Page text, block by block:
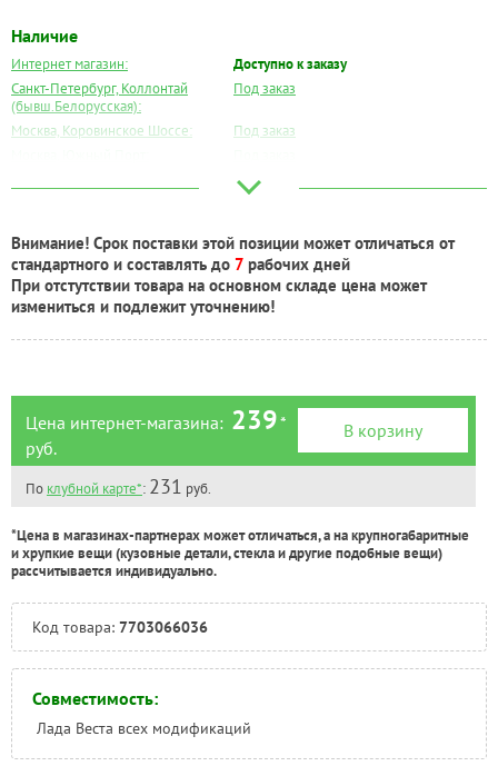
Наличие
Интернет магазин:
Доступно к заказу
Санкт-Петербург, Коллонтай
(бывш.Белорусская):
Под заказ
Москва, Коровинское Шоссе:
Под заказ
Под заказ
Самара:
Под заказ
Тверь:
Под заказ
Тюмень:
Под заказ
Внимание! Срок поставки этой позиции может отличаться от
стандартного и составлять до 7 рабочих дней
При отстутствии товара на основном складе цена может
измениться и подлежит уточнению!
Цена интернет-магазина: 239*
руб.
В корзину
По клубной карте*: 231 руб.
*Цена в магазинах-партнерах может отличаться, а на крупногабаритные
и хрупкие вещи (кузовные детали, стекла и другие подобные вещи)
рассчитывается индивидуально.
Код товара: 7703066036
Совместимость:
Лада Веста всех модификаций